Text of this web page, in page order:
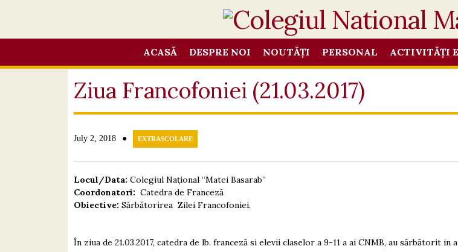
ACASĂ DESPRE NOI NOUTĂȚI PERSONAL ACTIVITĂȚI
Ziua Francofoniei (21.03.2017)
July 2, 2018 ● EXTRASCOLARE
Locul/Data: Colegiul Național “Matei Basarab”
Coordonatori: Catedra de Franceză
Obiective: Sărbătorirea Zilei Francofoniei.
În ziua de 21.03.2017, catedra de lb. franceză si elevii claselor a 9-11 a ai CNMB, au sărbătorit